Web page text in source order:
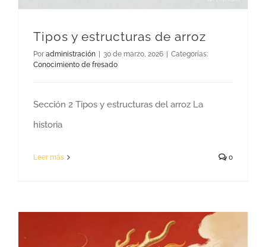
Tipos y estructuras de arroz
Por administración | 30 de marzo, 2026 | Categorías:
Conocimiento de fresado
Sección 2 Tipos y estructuras del arroz La
historia
Leer más 0